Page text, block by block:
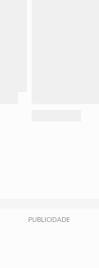
PUBLICIDADE